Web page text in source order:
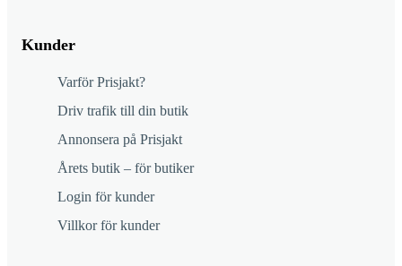
Kunder
Varför Prisjakt?
Driv trafik till din butik
Annonsera på Prisjakt
Årets butik – för butiker
Login för kunder
Villkor för kunder